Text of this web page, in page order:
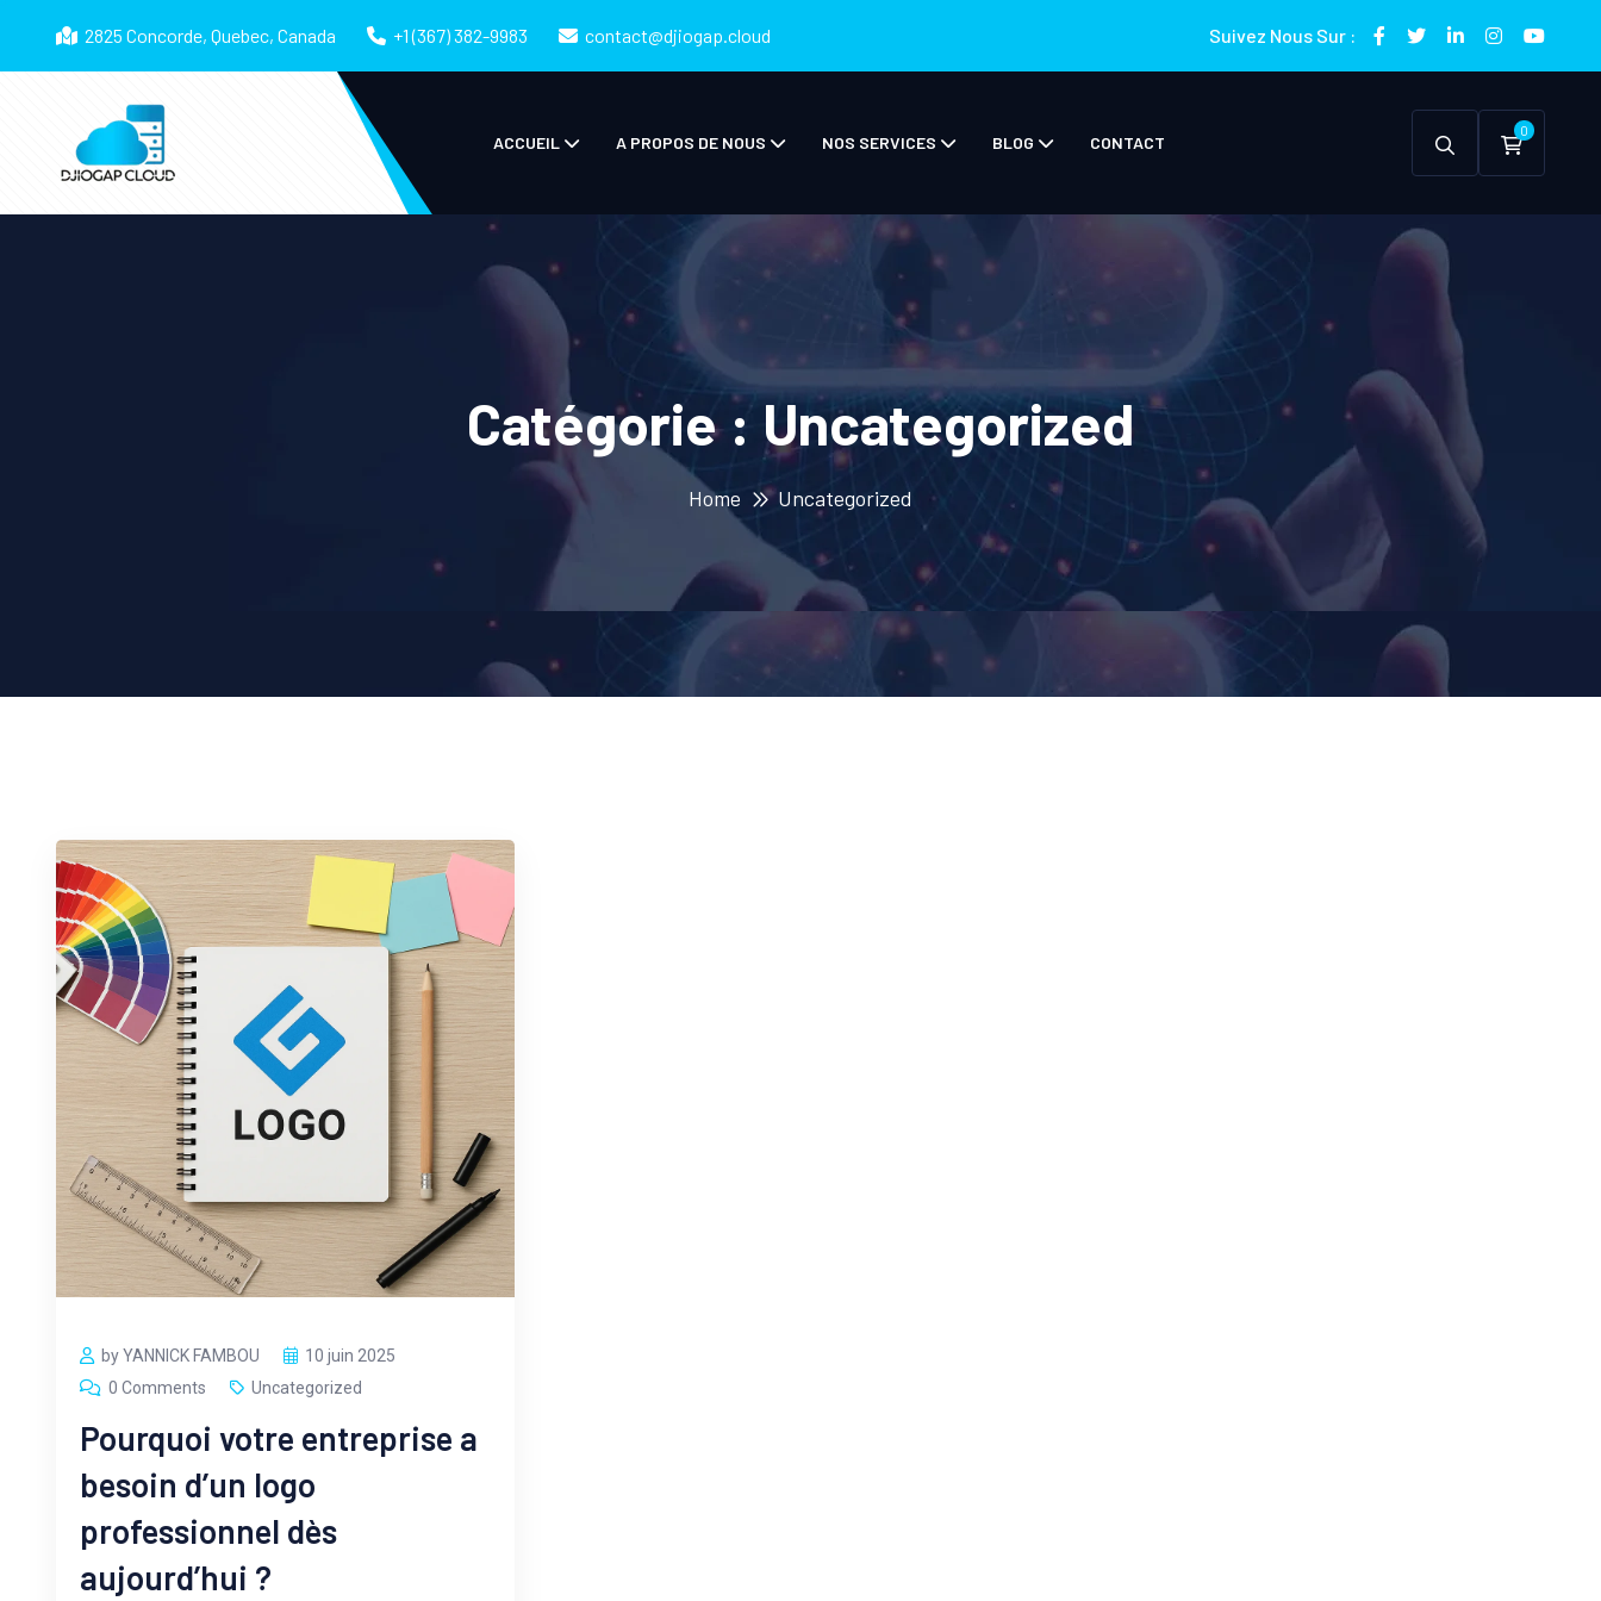
2825 Concorde, Quebec, Canada +1 (367) 382-9983 contact@djiogap.cloud Suivez Nous Sur :
ACCUEIL A PROPOS DE NOUS NOS SERVICES BLOG CONTACT
0
Catégorie :Uncategorized
Home Uncategorized
by YANNICK FAMBOU
10 juin 2025
0 Comments
Uncategorized
Pourquoi votre entreprise a
besoin d’un logo
professionnel dès
aujourd’hui ?